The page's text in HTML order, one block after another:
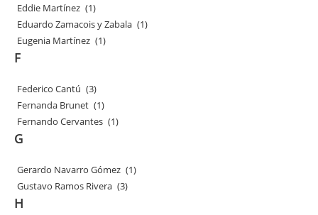
Eddie Martínez (1)
Eduardo Zamacois y Zabala (1)
Eugenia Martínez (1)
F
Federico Cantú (3)
Fernanda Brunet (1)
Fernando Cervantes (1)
G
Gerardo Navarro Gómez (1)
Gustavo Ramos Rivera (3)
H